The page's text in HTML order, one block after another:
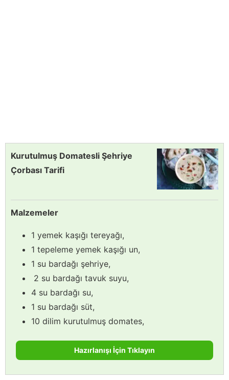
Kurutulmuş Domatesli Şehriye
Çorbası Tarifi
Malzemeler
1 yemek kaşığı tereyağı,
1 tepeleme yemek kaşığı un,
1 su bardağı şehriye,
2 su bardağı tavuk suyu,
4 su bardağı su,
1 su bardağı süt,
10 dilim kurutulmuş domates,
Hazırlanışı İçin Tıklayın